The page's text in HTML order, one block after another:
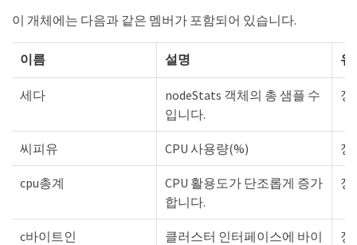
이 개체에는 다음과 같은 멤버가 포함되어 있습니다.
이름 설명 유
세다
nodeStats 객체의 총 샘플 수
입니다.
정
씨피유 CPU 사용량(%) 정
cpu총계
CPU 활용도가 단조롭게 증가
합니다.
정
c바이트인
클러스터 인터페이스에 바이
정